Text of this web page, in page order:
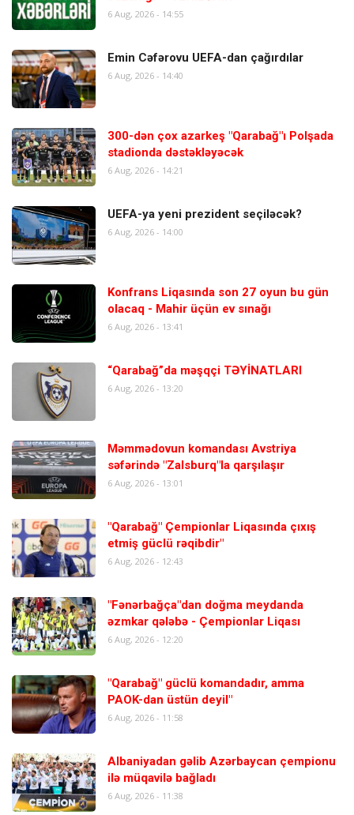
6 Aug, 2026 - 14:55
Emin Cəfərovu UEFA-dan çağırdılar
6 Aug, 2026 - 14:40
300-dən çox azarkeş "Qarabağ"ı Polşada
stadionda dəstəkləyəcək
6 Aug, 2026 - 14:21
UEFA-ya yeni prezident seçiləcək?
6 Aug, 2026 - 14:00
Konfrans Liqasında son 27 oyun bu gün
olacaq - Mahir üçün ev sınağı
6 Aug, 2026 - 13:41
“Qarabağ”da məşqçi TƏYİNATLARI
6 Aug, 2026 - 13:20
Məmmədovun komandası Avstriya
səfərində "Zalsburq"la qarşılaşır
6 Aug, 2026 - 13:01
"Qarabağ" Çempionlar Liqasında çıxış
etmiş güclü rəqibdir"
6 Aug, 2026 - 12:43
"Fənərbağça"dan doğma meydanda
əzmkar qələbə - Çempionlar Liqası
6 Aug, 2026 - 12:20
"Qarabağ" güclü komandadır, amma
PAOK-dan üstün deyil"
6 Aug, 2026 - 11:58
Albaniyadan gəlib Azərbaycan çempionu
ilə müqavilə bağladı
6 Aug, 2026 - 11:38